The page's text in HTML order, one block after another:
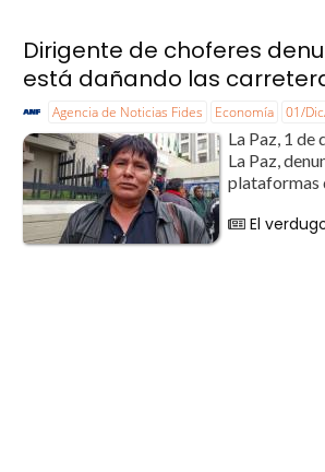
Dirigente de choferes
está dañando las
Agencia de Noticias Fides Economía 01/
La Paz, 1
La Paz,
plataformas
El